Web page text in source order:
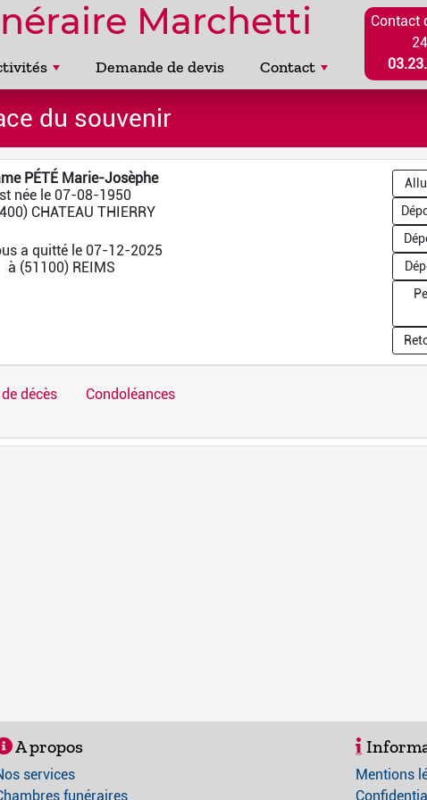
Marchetti
Demande de devis Contact
Contact
du souvenir
PÉTÉ Marie-Josèphe
née le 07-08-1950
CHATEAU THIERRY
a quitté le 07-12-2025
à (51100) REIMS
décès Condoléances
A propos
services
funéraires
Mentions